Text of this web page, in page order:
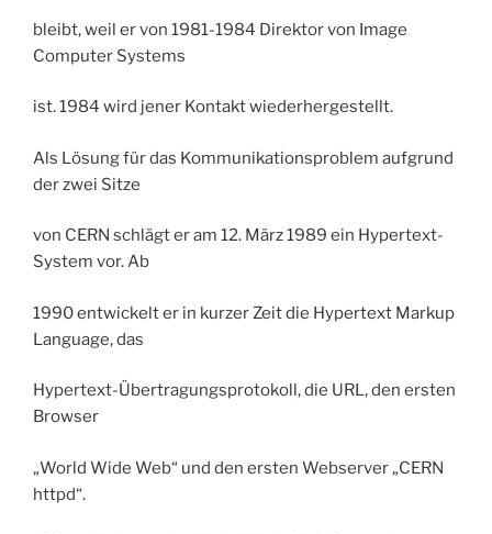
bleibt, weil er von 1981-1984 Direktor von Image
Computer Systems
ist. 1984 wird jener Kontakt wiederhergestellt.
Als Lösung für das Kommunikationsproblem aufgrund
der zwei Sitze
von CERN schlägt er am 12. März 1989 ein Hypertext-
System vor. Ab
1990 entwickelt er in kurzer Zeit die Hypertext Markup
Language, das
Hypertext-Übertragungsprotokoll, die URL, den ersten
Browser
„World Wide Web“ und den ersten Webserver „CERN
httpd“.